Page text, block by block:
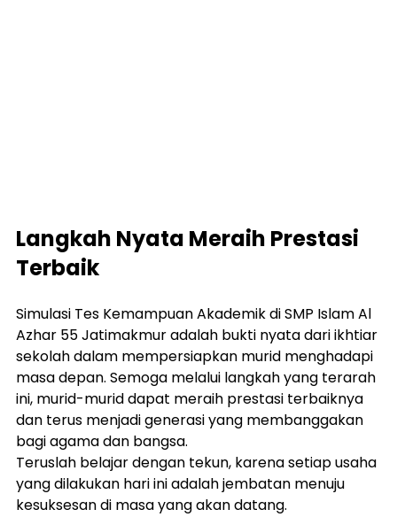
Langkah Nyata Meraih Prestasi
Terbaik
Simulasi Tes Kemampuan Akademik di SMP Islam Al
Azhar 55 Jatimakmur adalah bukti nyata dari ikhtiar
sekolah dalam mempersiapkan murid menghadapi
masa depan. Semoga melalui langkah yang terarah
ini, murid-murid dapat meraih prestasi terbaiknya
dan terus menjadi generasi yang membanggakan
bagi agama dan bangsa.
Teruslah belajar dengan tekun, karena setiap usaha
yang dilakukan hari ini adalah jembatan menuju
kesuksesan di masa yang akan datang.